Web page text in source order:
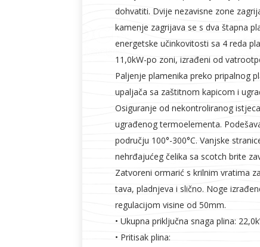
dohvatiti. Dvije nezavisne zone
kamenje zagrijava se s dva štapna
energetske učinkovitosti sa 4 reda
11,0kW-po zoni, izrađeni od
Paljenje plamenika preko pripalnog
upaljača sa zaštitnom kapicom i
Osiguranje od nekontroliranog
ugrađenog termoelementa.
području 100°-300°C. Vanjske
nehrđajućeg čelika sa scotch brite
Zatvoreni ormarić s krilnim vratima
tava, pladnjeva i slično. Noge
regulacijom visine od 50mm.
• Ukupna priključna snaga plina:
• Pritisak plina: